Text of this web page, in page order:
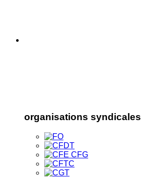
organisations syndicales